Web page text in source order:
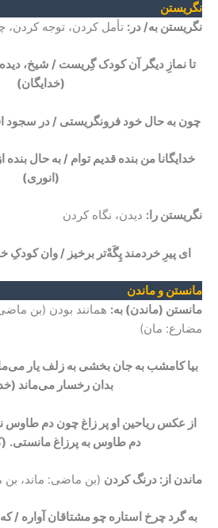
نگریستن
نگریستن به/ در: تأمل کردن، توجه کردن،
تا نمازِ دیگر آن کودک گِریست / شیخ،
(خدایگان)
چون به حال خود فرونگریستی / در سجود
خدایگانا من بنده قدیم توام / به حال
(انوری)
نگریستن را: دیدن، نگاه کردن
ای پیرِ خردمند پِگَهْ‌تر برخیز / وان کودکِ
مانستن و ماندن
مانستن (ماندن) به: همانند بودن (بن
مضارع: مان)
بیا کامشب به جان بخشی به زلف یار
بدان رخسار می‌ماند
از عکس ریاحین او پر زاغ چون دم طاوس
دم طاوس به پرزاغ مانستی.
ماندن از: درنگ کردن (بن ماضی: ماند،
به گرد چرخ استاره چو مشتاقان آواره /